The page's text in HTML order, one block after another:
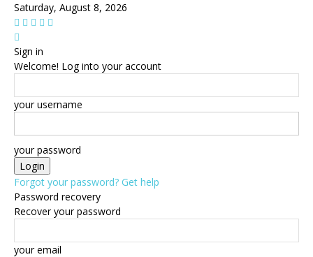
Saturday, August 8, 2026
Sign in
Welcome! Log into your account
your username
your password
Forgot your password? Get help
Password recovery
Recover your password
your email